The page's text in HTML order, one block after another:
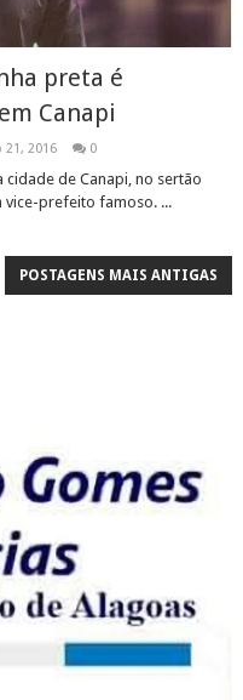
preta é
Canapi
21, 2016 0
cidade de Canapi, no sertão
vice-prefeito famoso. ...
POSTAGENS MAIS ANTIGAS